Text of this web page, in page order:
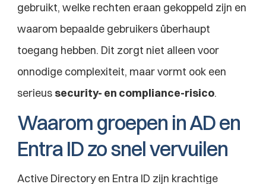
gebruikt, welke rechten eraan gekoppeld zijn en
waarom bepaalde gebruikers überhaupt
toegang hebben. Dit zorgt niet alleen voor
onnodige complexiteit, maar vormt ook een
serieus security- en compliance-risico.
Waarom groepen in AD en
Entra ID zo snel vervuilen
Active Directory en Entra ID zijn krachtige